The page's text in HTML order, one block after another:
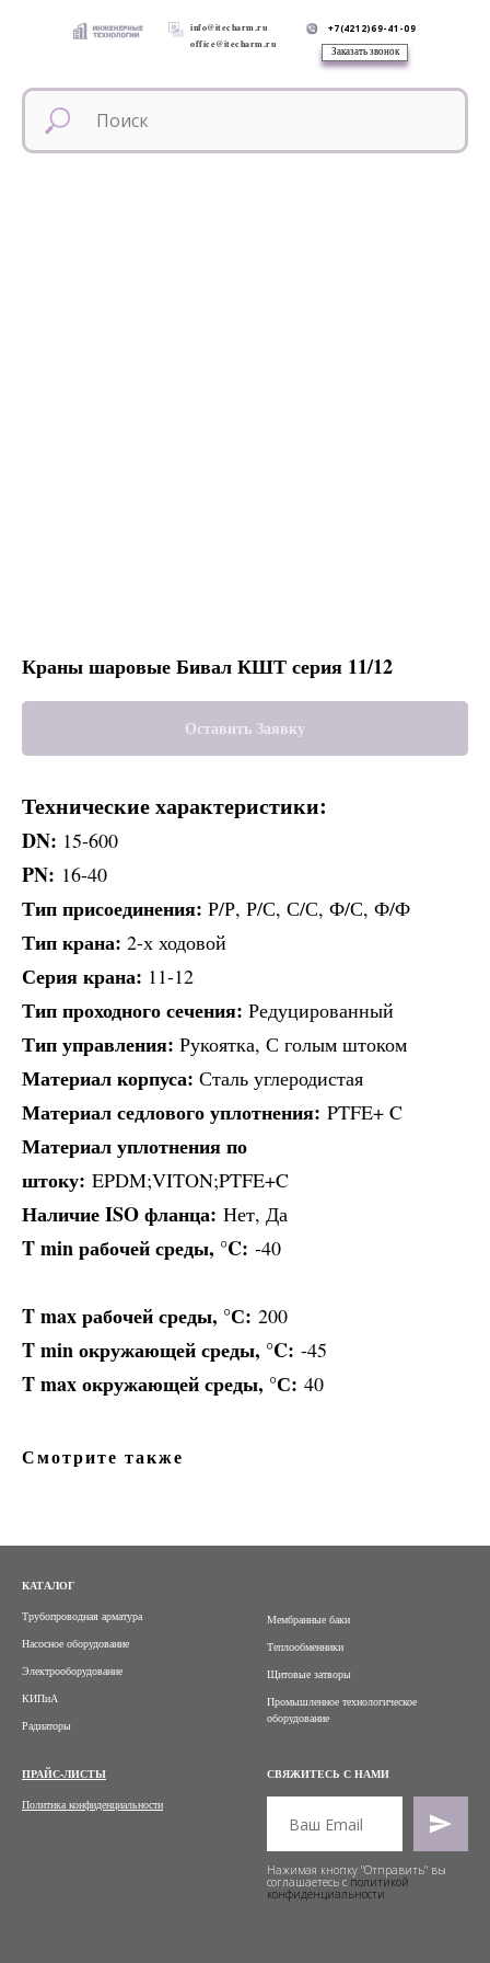
info@itecharm.ru
office@itecharm.ru
+7(4212)69-41-09
Заказать звонок
Краны шаровые Бивал КШТ серия 11/12
Оставить Заявку
Технические характеристики:
DN: 15-600
PN: 16-40
Тип присоединения: Р/Р, Р/С, С/С, Ф/С, Ф/Ф
Тип крана: 2-х ходовой
Серия крана: 11-12
Тип проходного сечения: Редуцированный
Тип управления: Рукоятка, С голым штоком
Материал корпуса: Сталь углеродистая
Материал седлового уплотнения: PTFE+ C
Материал уплотнения по
штоку: EPDM;VITON;PTFE+C
Наличие ISO фланца: Нет, Да
T min рабочей среды, °C: -40
T max рабочей среды, °С: 200
T min окружающей среды, °C: -45
T max окружающей среды, °С: 40
Смотрите также
КАТАЛОГ
Трубопроводная арматура
Насосное оборудование
Электрооборудование
КИПиА
Радиаторы
Мембранные баки
Теплообменники
Щитовые затворы
Промышленное технологическое
оборудование
ПРАЙС-ЛИСТЫ
Политика конфиденциальности
СВЯЖИТЕСЬ С НАМИ
Нажимая кнопку "Отправить" вы
соглашаетесь с политикой
конфиденциальности